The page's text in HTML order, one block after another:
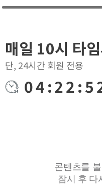
매일 10시 타
단, 24시간 회원 전용
콘텐츠를
잠시 후 다